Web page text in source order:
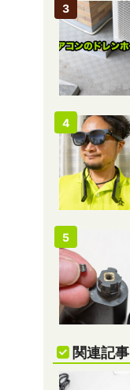
関連記事